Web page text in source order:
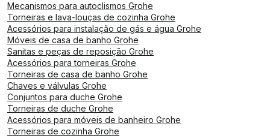
Mecanismos para autoclismos Grohe
Torneiras e lava-louças de cozinha Grohe
Acessórios para instalação de gás e água Grohe
Móveis de casa de banho Grohe
Sanitas e peças de reposição Grohe
Acessórios para torneiras Grohe
Torneiras de casa de banho Grohe
Chaves e válvulas Grohe
Conjuntos para duche Grohe
Torneiras de duche Grohe
Acessórios para móveis de banheiro Grohe
Torneiras de cozinha Grohe